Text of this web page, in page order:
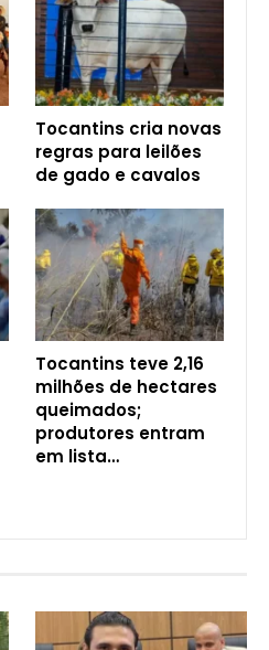
Tocantins cria novas
regras para leilões
de gado e cavalos
Tocantins teve 2,16
milhões de hectares
queimados;
produtores entram
em lista…